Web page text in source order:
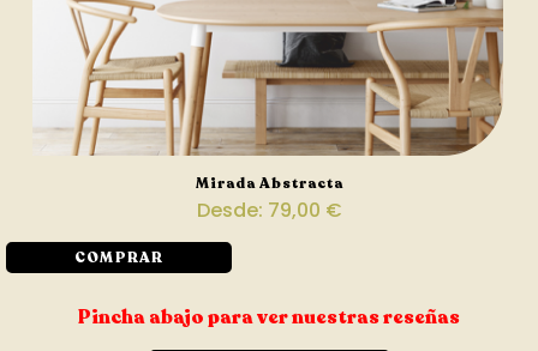
Mirada Abstracta
Desde: 79,00 €
COMPRAR
Pincha abajo para ver nuestras reseñas